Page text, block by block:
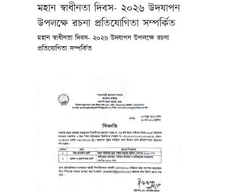
মহান স্বাধীনতা দিবস- ২০২৬ উদযাপন
উপলক্ষে রচনা প্রতিযোগিতা সম্পর্কিত
মহান স্বাধীনতা দিবস- ২০২৬ উদযাপন উপলক্ষে রচনা
প্রতিযোগিতা সম্পর্কিত